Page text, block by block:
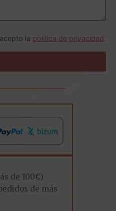
la política de privacidad
de 100€)
de más